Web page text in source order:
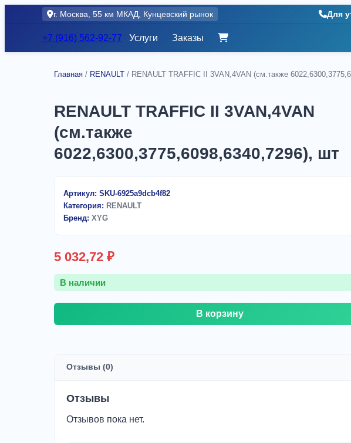
г. Москва, 55 км МКАД, Кунцевский рынок Для
+7 (916) 562-92-77 Услуги Заказы
Главная / RENAULT / RENAULT TRAFFIC II 3VAN,4VAN (см.также
RENAULT TRAFFIC II 3VAN,4VAN
(см.также
6022,6300,3775,6098,6340,7296), шт
Артикул: SKU-6925a9dcb4f82
Категория: RENAULT
Бренд: XYG
5 032,72 ₽
В наличии
Количество
RENAULT
(см.также
В корзину
Отзывы (0)
Отзывы
Отзывов пока нет.